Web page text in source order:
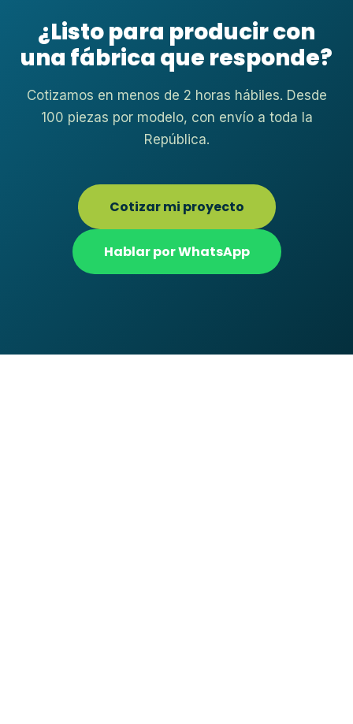
¿Listo para producir con
una fábrica que responde?
Cotizamos en menos de 2 horas hábiles. Desde
100 piezas por modelo, con envío a toda la
República.
Cotizar mi proyecto
Hablar por WhatsApp